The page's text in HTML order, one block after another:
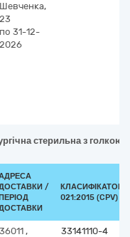
Шевченка,
23
по 31-12-
2026
стерильна з
/
КЛАСИФІКАТОР
021:2015 (CPV)
36011 ,
33141110-4